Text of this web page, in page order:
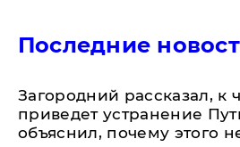
Последние
Загородний рассказал, к
приведет устранение
объяснил, почему этого